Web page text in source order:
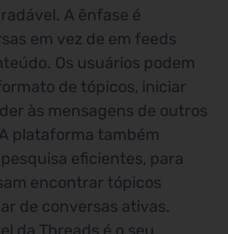
A ênfase é
em vez de em feeds
Os usuários podem
de tópicos, iniciar
às mensagens de outros
plataforma também
eficientes, para
encontrar tópicos
de conversas ativas.